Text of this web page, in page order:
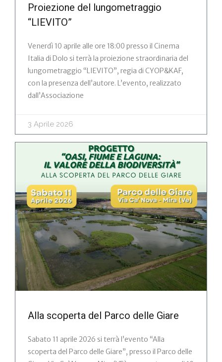
Proiezione del lungometraggio
“LIEVITO”
Venerdì 10 aprile alle ore 18:00 presso il Cinema
Italia di Dolo si terrà la proiezione straordinaria del
lungometraggio “LIEVITO”, regia di CYOP&KAF,
con la presenza dell’autore. L’evento, realizzato
dall’Associazione
3 Aprile 2026
Alla scoperta del Parco delle Giare
Sabato 11 aprile 2026 si terrà l’evento “Alla
scoperta del Parco delle Giare”, presso il Parco delle